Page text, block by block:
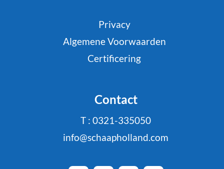
Privacy
Algemene Voorwaarden
Certificering
Contact
T : 0321-335050
info@schaapholland.com